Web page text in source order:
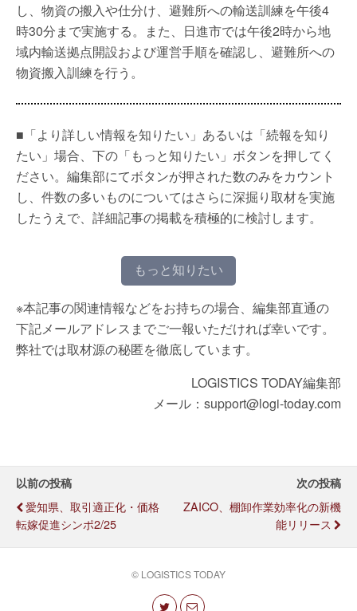
し、物資の搬入や仕分け、避難所への輸送訓練を午後4
時30分まで実施する。また、日進市では午後2時から地
域内輸送拠点開設および運営手順を確認し、避難所への
物資搬入訓練を行う。
■「より詳しい情報を知りたい」あるいは「続報を知り
たい」場合、下の「もっと知りたい」ボタンを押してく
ださい。編集部にてボタンが押された数のみをカウント
し、件数の多いものについてはさらに深掘り取材を実施
したうえで、詳細記事の掲載を積極的に検討します。
もっと知りたい
※本記事の関連情報などをお持ちの場合、編集部直通の
下記メールアドレスまでご一報いただければ幸いです。
弊社では取材源の秘匿を徹底しています。
LOGISTICS TODAY編集部
メール：support@logi-today.com
以前の投稿
愛知県、取引適正化・価格
転嫁促進シンポ2/25
次の投稿
ZAICO、棚卸作業効率化の新機
能リリース
© LOGISTICS TODAY